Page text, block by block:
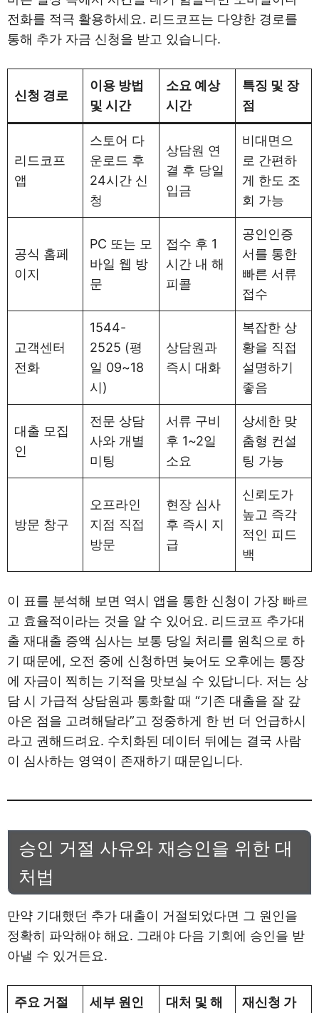
전화를 적극 활용하세요. 리드코프는 다양한 경로를
통해 추가 자금 신청을 받고 있습니다.
신청 경로
이용 방법
및 시간
소요 예상
시간
특징 및 장
점
리드코프
앱
스토어 다
운로드 후
24시간 신
청
상담원 연
결 후 당일
입금
비대면으
로 간편하
게 한도 조
회 가능
공식 홈페
이지
PC 또는 모
바일 웹 방
문
접수 후 1
시간 내 해
피콜
공인인증
서를 통한
빠른 서류
접수
고객센터
전화
1544-
2525 (평
일 09~18
시)
상담원과
즉시 대화
복잡한 상
황을 직접
설명하기
좋음
대출 모집
인
전문 상담
사와 개별
미팅
서류 구비
후 1~2일
소요
상세한 맞
춤형 컨설
팅 가능
방문 창구
오프라인
지점 직접
방문
현장 심사
후 즉시 지
급
신뢰도가
높고 즉각
적인 피드
백
이 표를 분석해 보면 역시 앱을 통한 신청이 가장 빠르
고 효율적이라는 것을 알 수 있어요. 리드코프 추가대
출 재대출 증액 심사는 보통 당일 처리를 원칙으로 하
기 때문에, 오전 중에 신청하면 늦어도 오후에는 통장
에 자금이 찍히는 기적을 맛보실 수 있답니다. 저는 상
담 시 가급적 상담원과 통화할 때 “기존 대출을 잘 갚
아온 점을 고려해달라”고 정중하게 한 번 더 언급하시
라고 권해드려요. 수치화된 데이터 뒤에는 결국 사람
이 심사하는 영역이 존재하기 때문입니다.
승인 거절 사유와 재승인을 위한 대
처법
만약 기대했던 추가 대출이 거절되었다면 그 원인을
정확히 파악해야 해요. 그래야 다음 기회에 승인을 받
아낼 수 있거든요.
주요 거절
세부 원인
대처 및 해
재신청 가